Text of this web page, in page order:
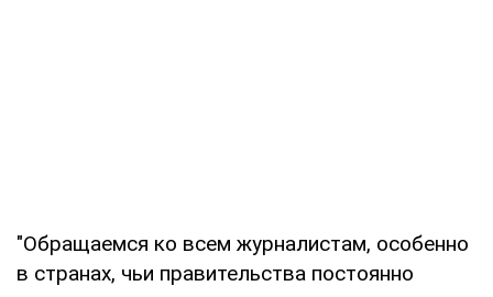
"Обращаемся ко всем журналистам, особенно
в странах, чьи правительства постоянно